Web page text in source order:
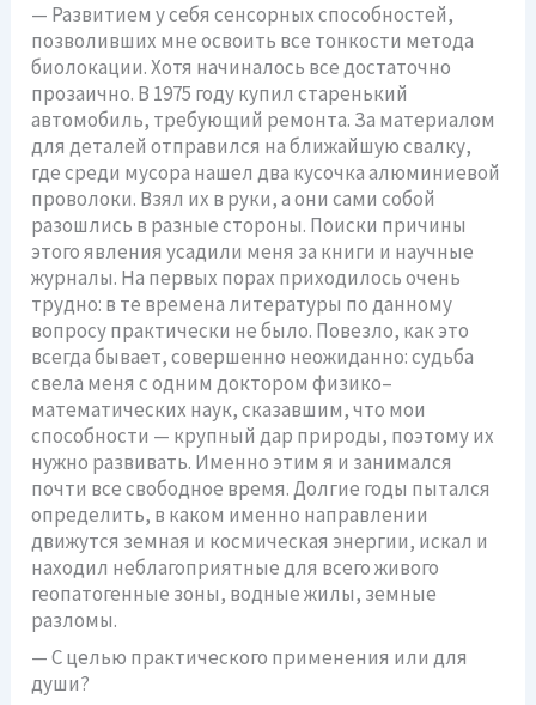
— Развитием у себя сенсорных способностей,
позволивших мне освоить все тонкости метода
биолокации. Хотя начиналось все достаточно
прозаично. В 1975 году купил старенький
автомобиль, требующий ремонта. За материалом
для деталей отправился на ближайшую свалку,
где среди мусора нашел два кусочка алюминиевой
проволоки. Взял их в руки, а они сами собой
разошлись в разные стороны. Поиски причины
этого явления усадили меня за книги и научные
журналы. На первых порах приходилось очень
трудно: в те времена литературы по данному
вопросу практически не было. Повезло, как это
всегда бывает, совершенно неожиданно: судьба
свела меня с одним доктором физико–
математических наук, сказавшим, что мои
способности — крупный дар природы, поэтому их
нужно развивать. Именно этим я и занимался
почти все свободное время. Долгие годы пытался
определить, в каком именно направлении
движутся земная и космическая энергии, искал и
находил неблагоприятные для всего живого
геопатогенные зоны, водные жилы, земные
разломы.
— С целью практического применения или для
души?